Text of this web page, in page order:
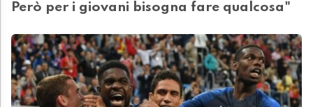
Però per i giovani bisogna fare qualcosa"